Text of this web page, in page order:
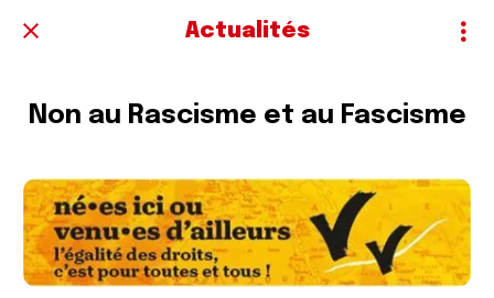
Actualités
Non au Rascisme et au Fascisme